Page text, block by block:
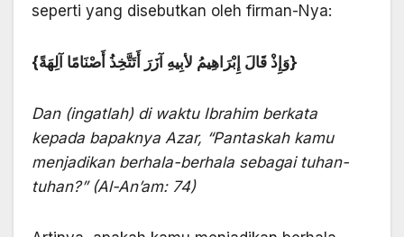
seperti yang disebutkan oleh firman-Nya:
{وَإِذْ قَالَ إِبْرَاهِيمُ لأبِيهِ آزَرَ أَتَتَّخِذُ أَصْنَامًا آلِهَةً}
Dan (ingatlah) di waktu Ibrahim berkata
kepada bapaknya Azar, “Pantaskah kamu
menjadikan berhala-berhala sebagai tuhan-
tuhan?” (Al-An’am: 74)